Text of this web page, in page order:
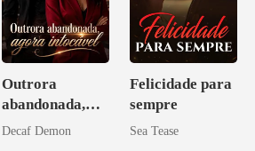
Outrora
abandonada,
agora intocável
Decaf Demon
Felicidade para
sempre
Sea Tease